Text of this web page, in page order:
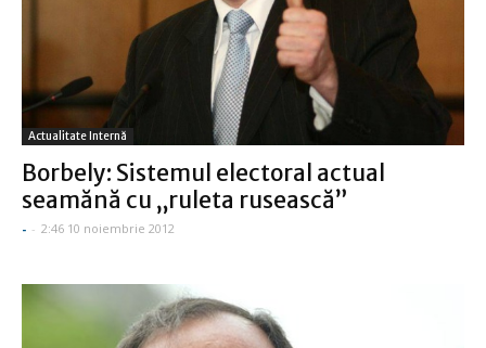
Actualitate Internă
Borbely: Sistemul electoral actual
seamănă cu „ruleta rusească”
- - 2:46 10 noiembrie 2012